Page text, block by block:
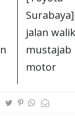
jalan
mustajab
motor